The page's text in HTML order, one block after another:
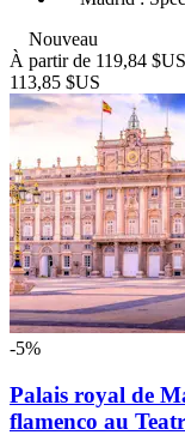
Nouveau
À partir de 119,84 $US
113,85 $US
-5%
Palais royal de
flamenco au